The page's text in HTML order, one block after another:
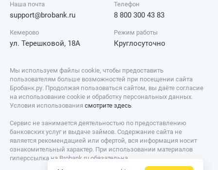
Наша почта
support@brobank.ru
Телефон
8 800 300 43 83
Кемерово
ул. Терешковой, 18А
Режим работы
Круглосуточно
Мы используем файлы cookie, чтобы предоставить
пользователям больше возможностей при посещении сайта
Бробанк.ру. Продолжая пользоваться сайтом, вы даёте согласие
на использование cookie и обработку персональных данных.
Условия использования смотрите здесь.
Сервис не занимается деятельностью по предоставлению
банковских услуг и выдаче займов. Содержание сайта не
является рекомендацией или офертой, вся информация носит
ознакомительный характер. При использовании материалов
гиперссылка на Brobank.ru обязательна.